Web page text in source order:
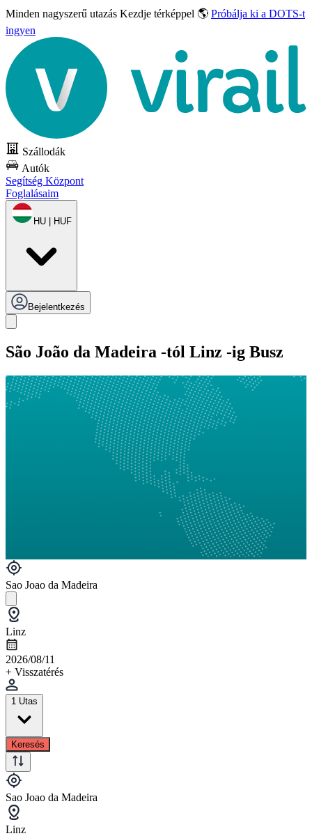
Minden nagyszerű utazás Kezdje térképpel 🌎 Próbálja ki a DOTS-t
ingyen
Szállodák
Autók
Segítség Központ
Foglalásaim
HU | HUF
Bejelentkezés
São João da Madeira -tól Linz -ig Busz
Sao Joao da Madeira
Linz
2026/08/11
+ Visszatérés
1 Utas
Keresés
Sao Joao da Madeira
Linz